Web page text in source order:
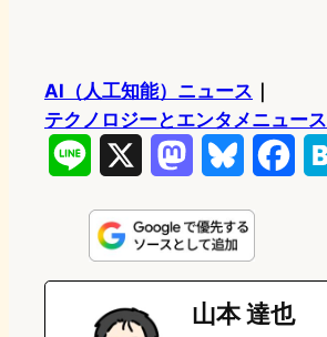
AI（人工知能）ニュース
テクノロジーとエンタメニュース
n
e
s
t
o
u
e
s
e
b
山本 達也